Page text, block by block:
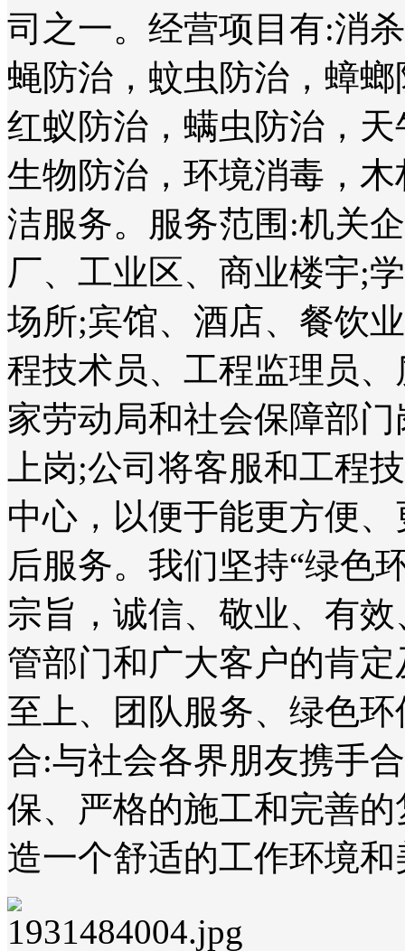
司之一。经营项目有:消
蝇防治，蚊虫防治，蟑
红蚁防治，螨虫防治，
生物防治，环境消毒，
洁服务。服务范围:机关
厂、工业区、商业楼宇;
场所;宾馆、酒店、餐饮
程技术员、工程监理员
家劳动局和社会保障部
上岗;公司将客服和工程
中心，以便于能更方便
后服务。我们坚持“绿色
宗旨，诚信、敬业、有
管部门和广大客户的肯
至上、团队服务、绿色
合:与社会各界朋友携手
保、严格的施工和完善
造一个舒适的工作环境